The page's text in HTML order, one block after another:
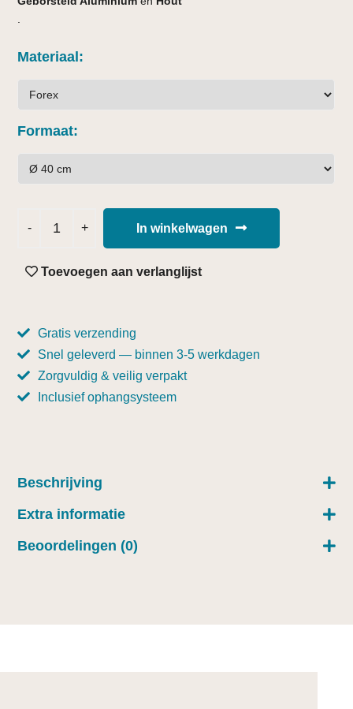
Materiaal
Formaat
In winkelwagen
Toevoegen aan verlanglijst
Gratis verzending
Snel geleverd — binnen 3-5 werkdagen
Zorgvuldig & veilig verpakt
Inclusief ophangsysteem
Beschrijving
Extra informatie
Beoordelingen (0)